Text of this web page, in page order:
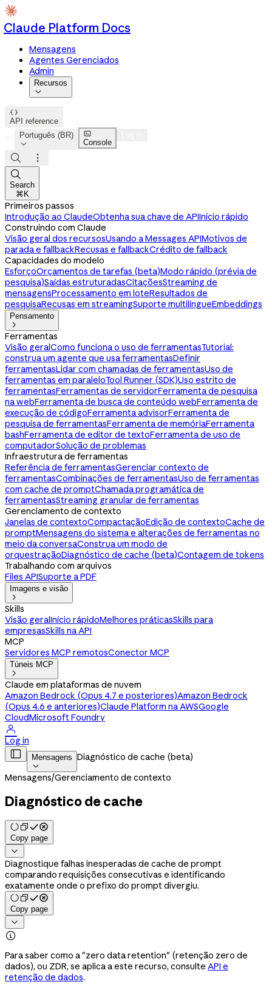
Claude Platform Docs
Mensagens
Agentes Gerenciados
Admin
Recursos


API reference
Português (BR)


Console



Search
⌘K
Primeiros passos
Introdução ao ClaudeObtenha sua chave de APIInício rápido
Construindo com Claude
Visão geral dos recursosUsando a Messages APIMotivos de
parada e fallbackRecusas e fallbackCrédito de fallback
Capacidades do modelo
EsforçoOrçamentos de tarefas (beta)Modo rápido (prévia de
pesquisa)Saídas estruturadasCitaçõesStreaming de
mensagensProcessamento em loteResultados de
pesquisaRecusas em streamingSuporte multilíngueEmbeddings
Pensamento

Ferramentas
Visão geralComo funciona o uso de ferramentasTutorial:
construa um agente que usa ferramentasDefinir
ferramentasLidar com chamadas de ferramentasUso de
ferramentas em paraleloTool Runner (SDK)Uso estrito de
ferramentasFerramentas de servidorFerramenta de pesquisa
na webFerramenta de busca de conteúdo webFerramenta de
execução de códigoFerramenta advisorFerramenta de
pesquisa de ferramentasFerramenta de memóriaFerramenta
bashFerramenta de editor de textoFerramenta de uso de
computadorSolução de problemas
Infraestrutura de ferramentas
Referência de ferramentasGerenciar contexto de
ferramentasCombinações de ferramentasUso de ferramentas
com cache de promptChamada programática de
ferramentasStreaming granular de ferramentas
Gerenciamento de contexto
Janelas de contextoCompactaçãoEdição de contextoCache de
promptMensagens do sistema e alterações de ferramentas no
meio da conversaConstrua um modo de
orquestraçãoDiagnóstico de cache (beta)Contagem de tokens
Trabalhando com arquivos
Files APISuporte a PDF
Imagens e visão

Skills
Visão geralInício rápidoMelhores práticasSkills para
empresasSkills na API
MCP
Servidores MCP remotosConector MCP
Túneis MCP

Claude em plataformas de nuvem
Amazon Bedrock (Opus 4.7 e posteriores)Amazon Bedrock
(Opus 4.6 e anteriores)Claude Platform na AWSGoogle
CloudMicrosoft Foundry

Log in
 Mensagens

Diagnóstico de cache (beta)
Mensagens/Gerenciamento de contexto
Diagnóstico de cache
Copy page

Diagnostique falhas inesperadas de cache de prompt
comparando requisições consecutivas e identificando
exatamente onde o prefixo do prompt divergiu.
Copy page


Para saber como a "zero data retention" (retenção zero de
dados), ou ZDR, se aplica a este recurso, consulte API e
retenção de dados.